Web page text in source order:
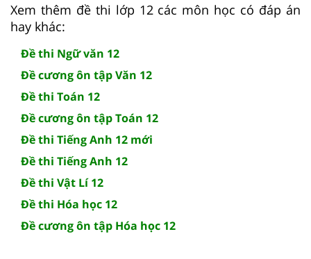
Xem thêm đề thi lớp 12 các môn học có đáp án
hay khác:
Đề thi Ngữ văn 12
Đề cương ôn tập Văn 12
Đề thi Toán 12
Đề cương ôn tập Toán 12
Đề thi Tiếng Anh 12 mới
Đề thi Tiếng Anh 12
Đề thi Vật Lí 12
Đề thi Hóa học 12
Đề cương ôn tập Hóa học 12